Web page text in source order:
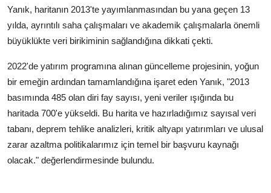
Yanık, haritanın 2013'te yayımlanmasından bu yana geçen 13
yılda, ayrıntılı saha çalışmaları ve akademik çalışmalarla önemli
büyüklükte veri birikiminin sağlandığına dikkati çekti.
2022'de yatırım programına alınan güncelleme projesinin, yoğun
bir emeğin ardından tamamlandığına işaret eden Yanık, "2013
basımında 485 olan diri fay sayısı, yeni veriler ışığında bu
haritada 700'e yükseldi. Bu harita ve hazırladığımız sayısal veri
tabanı, deprem tehlike analizleri, kritik altyapı yatırımları ve ulusal
zarar azaltma politikalarımız için temel bir başvuru kaynağı
olacak." değerlendirmesinde bulundu.